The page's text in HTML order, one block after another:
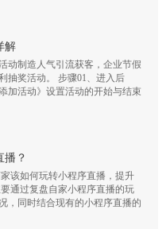
解
动制造人气引流获客，企业节假
抽奖活动。 步骤01、进入后
加活动》设置活动的开始与结束
播？
该如何玩转小程序直播，提升
通过复盘自家小程序直播的玩
，同时结合现有的小程序直播的